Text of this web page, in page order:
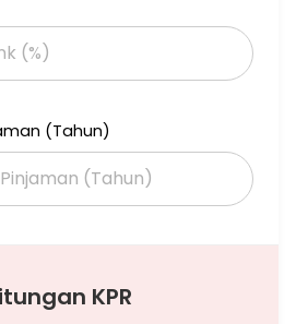
Apartemen ,Rumah, Ruko,
saya, Saya siap bantu
(Tahun)
KPR